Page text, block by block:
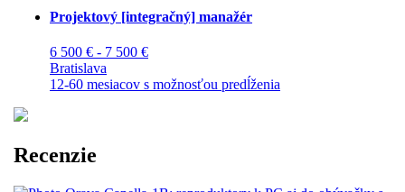
Projektový [integračný] manažér
6 500 € - 7 500 €
Bratislava
12-60 mesiacov s možnosťou predĺženia
Recenzie